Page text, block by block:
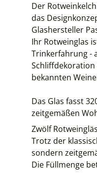
Der
das
Glashersteller
Ihr Rotweinglas
Trinkerfahrung -
Schliffdekoration
bekannten
Das Glas fasst
zeitgemäßen
Zwölf
Trotz der
sondern
Die Füllmenge